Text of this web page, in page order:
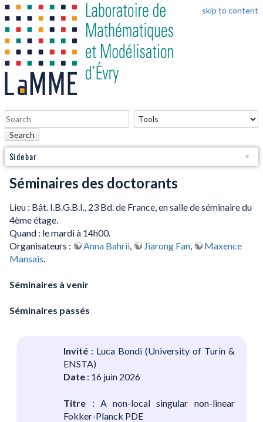
skip to content
Search
Sidebar
Séminaires des doctorants
Lieu : Bât. I.B.G.B.I., 23 Bd. de France, en salle de séminaire du
4ème étage.
Quand : le mardi à 14h00.
Organisateurs :
Anna Bahrii Jiarong Fan
Maxence
Mansais
Séminaires à venir
Séminaires passés
Invité : Luca Bondi (University of Turin &
ENSTA)
Date : 16 juin 2026
Titre : A non-local singular non-linear
Fokker-Planck PDE